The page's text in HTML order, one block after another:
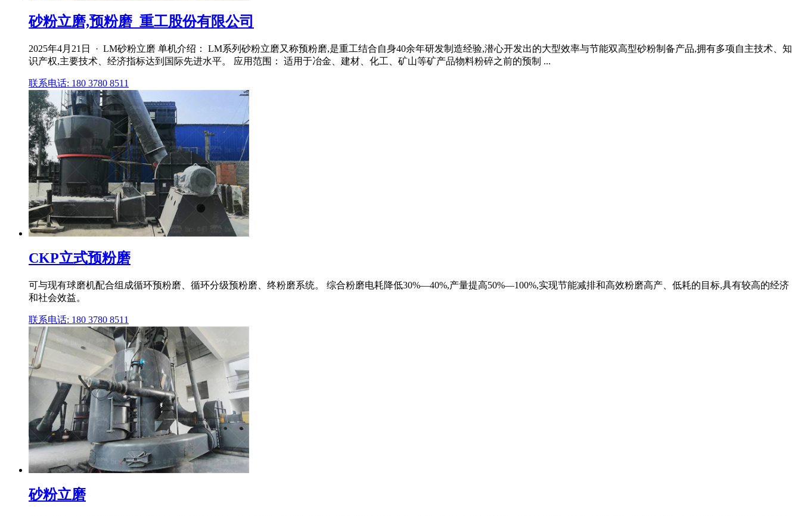
砂粉立磨,预粉磨_重工股份有限公司
2025年4月21日 · LM砂粉立磨 单机介绍： LM系列砂粉立磨又称预粉磨,是重工结合自身40余年研发制造经验,潜心开发出的大型效率与节能双高型砂粉制备产品,拥有多项自主技术、知
识产权,主要技术、经济指标达到国际先进水平。 应用范围： 适用于冶金、建材、化工、矿山等矿产品物料粉碎之前的预制 ...
联系电话: 180 3780 8511
CKP立式预粉磨
可与现有球磨机配合组成循环预粉磨、循环分级预粉磨、终粉磨系统。 综合粉磨电耗降低30%—40%,产量提高50%—100%,实现节能减排和高效粉磨高产、低耗的目标,具有较高的经济
和社会效益。
联系电话: 180 3780 8511
砂粉立磨